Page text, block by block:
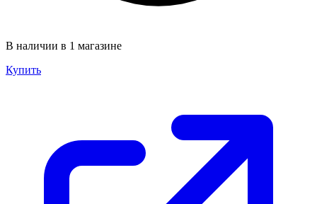
В наличии в 1 магазине
Купить